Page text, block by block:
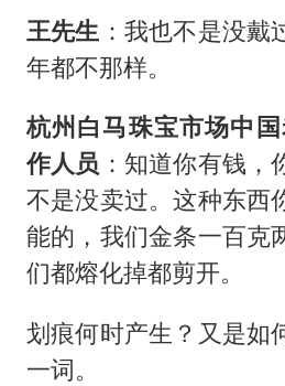
王先生 ：我也不是没
年都不那样。
杭州白马珠宝市场中
作人员 ：知道你有钱
不是没卖过。这种东西
能的，我们金条一百克
们都熔化掉都剪开。
划痕何时产生？又是如
一词。